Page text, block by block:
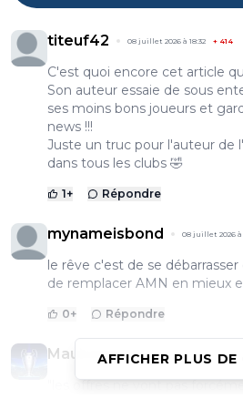
titeuf42 08 juillet 2026 à 18:32 + 414
C'est quoi encore cet article
Son auteur essaie de sous
ses moins bons joueurs et
news !!!
Juste un truc pour l'auteur de
dans tous les clubs 🤣
1+ Répondre
mynameisbond 08 juillet 2026 à
le rêve c'est de se
de remplacer AMN en mieux
0+ Répondre
Maubelan-OL 08 juillet 2026 à
"les offres ne vont pas
AFFICHER PLUS DE